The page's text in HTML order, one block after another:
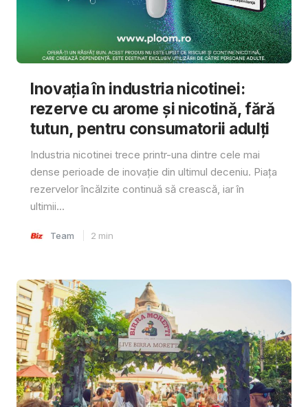
Inovația în industria nicotinei:
rezerve cu arome și nicotină, fără
tutun, pentru consumatorii adulți
Industria nicotinei trece printr-una dintre cele mai
dense perioade de inovație din ultimul deceniu. Piața
rezervelor încălzite continuă să crească, iar în
ultimii...
Team 2 min